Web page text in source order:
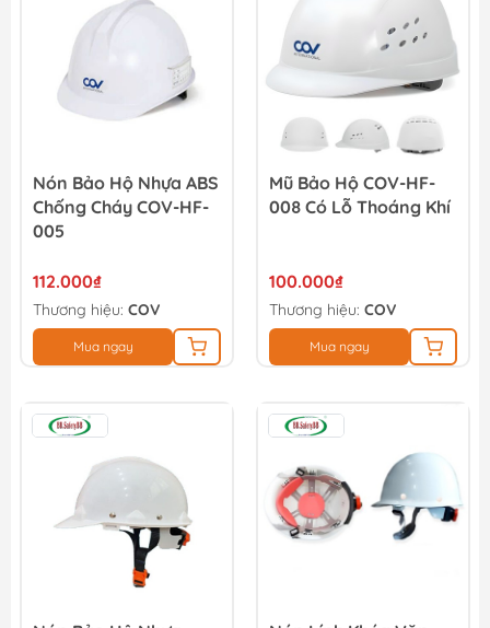
Nón Bảo Hộ Nhựa ABS
Chống Cháy COV-HF-
005
112.000₫
Thương hiệu: COV
Mua ngay
Mũ Bảo Hộ COV-HF-
008 Có Lỗ Thoáng Khí
100.000₫
Thương hiệu: COV
Mua ngay